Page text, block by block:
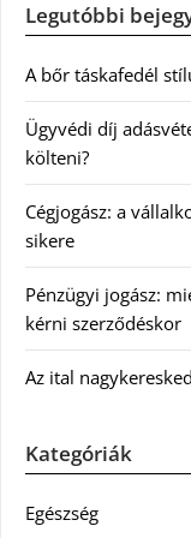
Legutóbbi
A bőr táskafedél
Ügyvédi díj
költeni?
Cégjogász: a
sikere
Pénzügyi jogász:
kérni szerződéskor
Az ital
Kategóriák
Egészség